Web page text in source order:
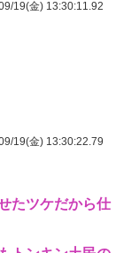
19(金) 13:30:11.92
19(金) 13:30:22.79
たツケだから仕